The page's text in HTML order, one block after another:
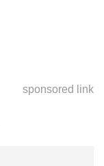
sponsored link